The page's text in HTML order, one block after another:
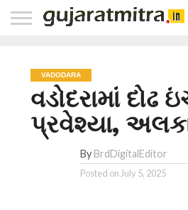
VADODARA
વડોદરામાં દોઢ
પ્રવેશ્યા,
By BrdDigitalEditor
Posted on July 5, 2025